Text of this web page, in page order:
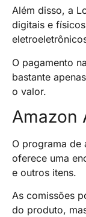
Além disso, a
digitais e
O pagamento
bastante
o valor.
Amazon
O programa de
oferece uma
e outros itens.
As comissões
do produto,